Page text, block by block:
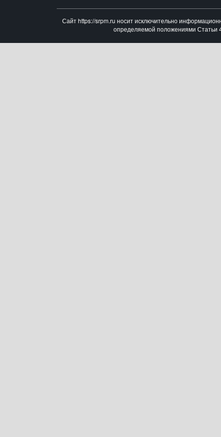
Сайт https://srpm.ru носит исключительно
определяемой положениями Статьи